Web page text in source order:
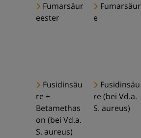
Fumarsäur
eester
Fumarsäur
e
Fusidinsäu
re +
Betamethas
on (bei Vd.a.
S. aureus)
Fusidinsäu
re (bei Vd.a.
S. aureus)